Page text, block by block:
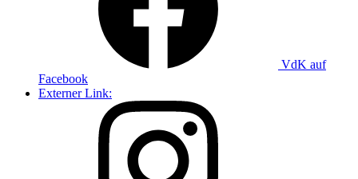
VdK auf
Facebook
Externer Link: